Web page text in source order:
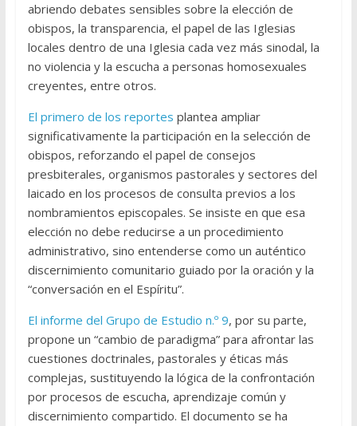
abriendo debates sensibles sobre la elección de
obispos, la transparencia, el papel de las Iglesias
locales dentro de una Iglesia cada vez más sinodal, la
no violencia y la escucha a personas homosexuales
creyentes, entre otros.
El primero de los reportes plantea ampliar
significativamente la participación en la selección de
obispos, reforzando el papel de consejos
presbiterales, organismos pastorales y sectores del
laicado en los procesos de consulta previos a los
nombramientos episcopales. Se insiste en que esa
elección no debe reducirse a un procedimiento
administrativo, sino entenderse como un auténtico
discernimiento comunitario guiado por la oración y la
“conversación en el Espíritu”.
El informe del Grupo de Estudio n.º 9, por su parte,
propone un “cambio de paradigma” para afrontar las
cuestiones doctrinales, pastorales y éticas más
complejas, sustituyendo la lógica de la confrontación
por procesos de escucha, aprendizaje común y
discernimiento compartido. El documento se ha